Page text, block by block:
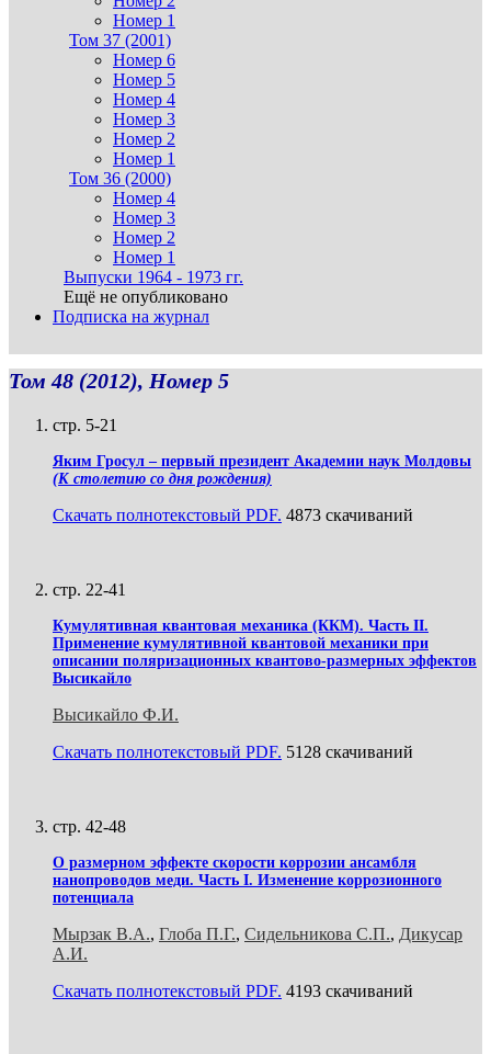
Номер 1
Том 37 (2001)
Номер 6
Номер 5
Номер 4
Номер 3
Номер 2
Номер 1
Том 36 (2000)
Номер 4
Номер 3
Номер 2
Номер 1
Выпуски 1964 - 1973 гг.
Ещё не опубликовано
Подписка на журнал
Том 48 (2012), Номер 5
стр. 5-21
Яким Гросул – первый президент Академии наук Молдовы
(К столетию со дня рождения)
Скачать полнотекстовый PDF. 4873 скачиваний
стр. 22-41
Кумулятивная квантовая механика (ККМ). Часть II.
Применение кумулятивной квантовой механики при
описании поляризационных квантово-размерных эффектов
Высикайло
Высикайло Ф.И.
Скачать полнотекстовый PDF. 5128 скачиваний
стр. 42-48
О размерном эффекте скорости коррозии ансамбля
нанопроводов меди. Часть I. Изменение коррозионного
потенциала
Мырзак В.А., Глоба П.Г., Сидельникова С.П., Дикусар
А.И.
Скачать полнотекстовый PDF. 4193 скачиваний